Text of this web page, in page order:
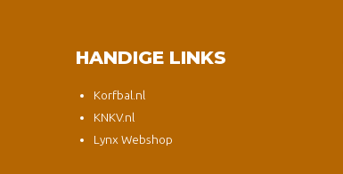
HANDIGE LINKS
Korfbal.nl
KNKV.nl
Lynx Webshop